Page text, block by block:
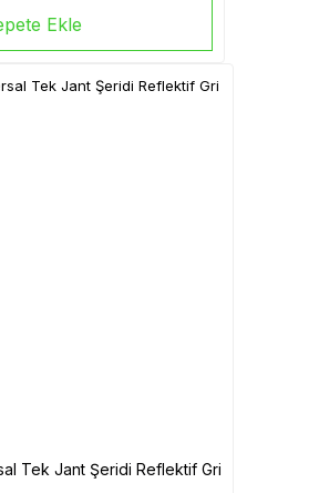
Ekle
Tek Jant Şeridi Reflektif Gri